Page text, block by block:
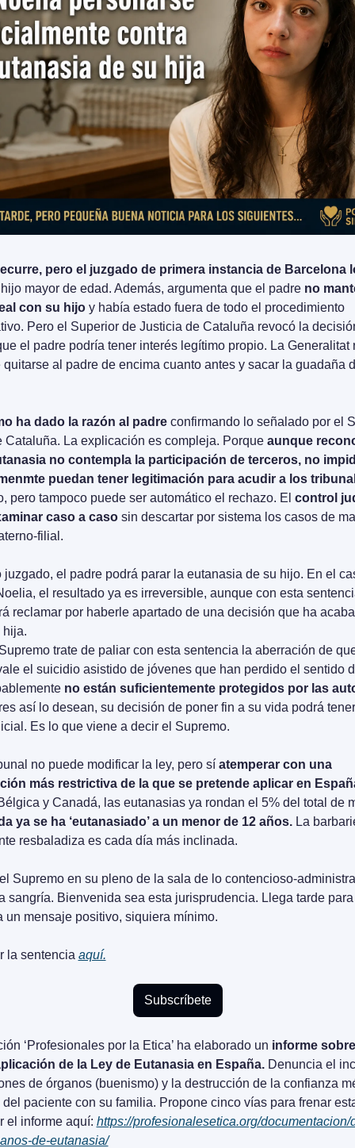
pero el juzgado de primera instancia de Barcelona
mayor de edad. Además, argumenta que el padre no
con su hijo y había estado fuera de todo el procedimiento
Pero el Superior de Justicia de Cataluña revocó la
el padre podría tener interés legítimo propio. La Generalitat
al padre de encima cuanto antes y sacar la guadaña
ha dado la razón al padre confirmando lo señalado por el
Cataluña. La explicación es compleja. Porque aunque
no contempla la participación de terceros, no
puedan tener legitimación para acudir a los
pero tampoco puede ser automático el rechazo. El control
caso a caso sin descartar por sistema los casos de
filial.
juzgado, el padre podrá parar la eutanasia de su hijo. En el
el resultado ya es irreversible, aunque con esta
reclamar por haberle apartado de una decisión que ha
hija.
trate de paliar con esta sentencia la aberración de
el suicidio asistido de jóvenes que han perdido el sentido
no están suficientemente protegidos por las
así lo desean, su decisión de poner fin a su vida podrá
Es lo que viene a decir el Supremo.
no puede modificar la ley, pero sí atemperar con una
más restrictiva de la que se pretende aplicar en
ya se ha ‘eutanasiado’ a un menor de 12 años. La
resbaladiza es cada día más inclinada.
Supremo en su pleno de la sala de lo contencioso-
sangría. Bienvenida sea esta jurisprudencia. Llega tarde
un mensaje positivo, siquiera mínimo.
la sentencia aquí.
Subscríbete
‘Profesionales por la Etica’ ha elaborado un informe
de la Ley de Eutanasia en España. Denuncia el
de órganos (buenismo) y la destrucción de la confianza
paciente con su familia. Propone cinco vías para frenar
el informe aquí: https://profesionalesetica.org/documentacion/
de-eutanasia/